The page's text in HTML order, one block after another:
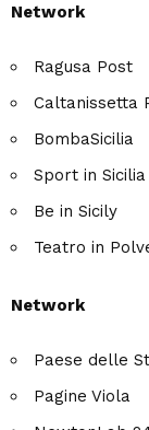
Network
Ragusa Post
Caltanissetta
BombaSicilia
Sport in Sicilia
Be in Sicily
Teatro in
Network
Paese delle
Pagine Viola